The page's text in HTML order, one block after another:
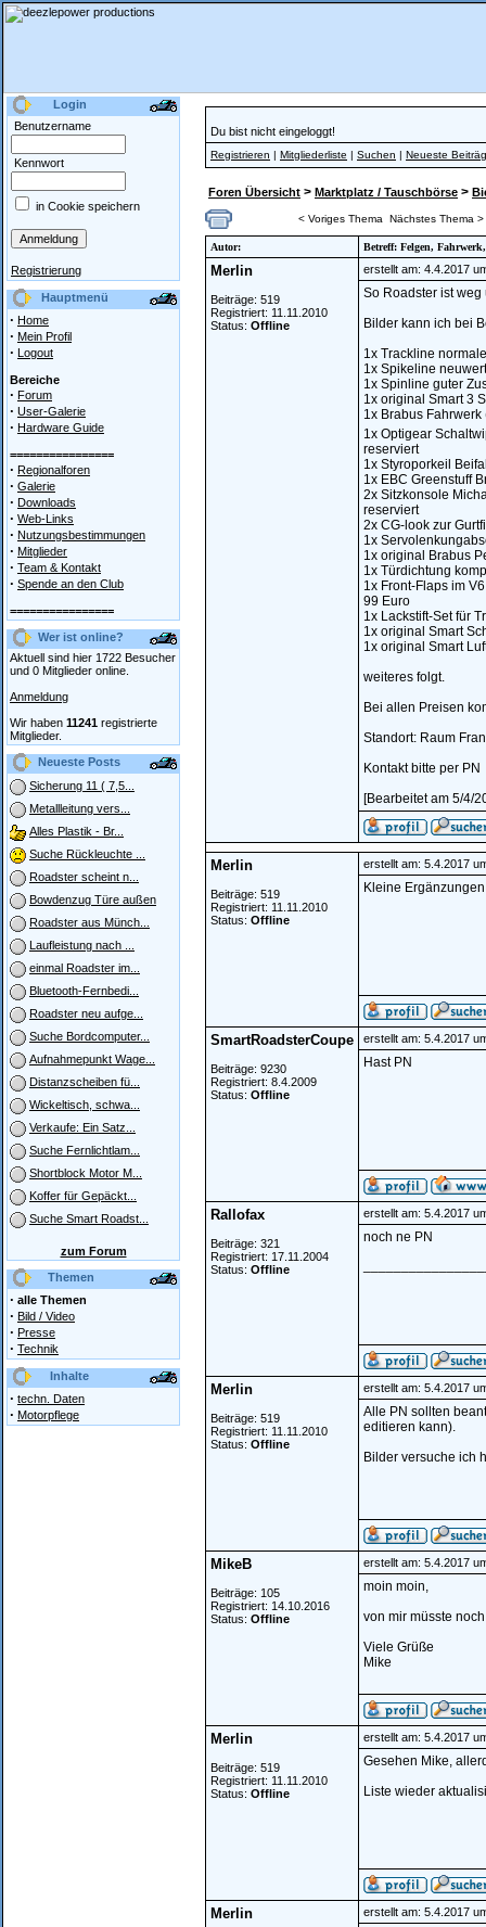
Login
Benutzername
Kennwort
in Cookie speichern
Registrierung
Hauptmenü
· Home
· Mein Profil
· Logout
Bereiche
· Forum
· User-Galerie
· Hardware Guide
================
· Regionalforen
· Galerie
· Downloads
· Web-Links
· Nutzungsbestimmungen
· Mitglieder
· Team & Kontakt
· Spende an den Club
================
Wer ist online?
Aktuell sind hier 1722 Besucher
und 0 Mitglieder online.
Anmeldung
Wir haben 11241 registrierte
Mitglieder.
Neueste Posts
Sicherung 11 ( 7,5...
Metallleitung vers...
Alles Plastik - Br...
Suche Rückleuchte ...
Roadster scheint n...
Bowdenzug Türe außen
Roadster aus Münch...
Laufleistung nach ...
einmal Roadster im...
Bluetooth-Fernbedi...
Roadster neu aufge...
Suche Bordcomputer...
Aufnahmepunkt Wage...
Distanzscheiben fü...
Wickeltisch, schwa...
Verkaufe: Ein Satz...
Suche Fernlichtlam...
Shortblock Motor M...
Koffer für Gepäckt...
Suche Smart Roadst...
zum Forum
Themen
· alle Themen
· Bild / Video
· Presse
· Technik
Inhalte
· techn. Daten
· Motorpflege
Du bist nicht eingeloggt!
Registrieren | Mitgliederliste | Suchen | Neueste
Foren Übersicht > Marktplatz / Tauschbörse >
< Voriges Thema Nächstes Thema >
Autor: Betreff: Felgen,
Merlin
Beiträge: 519
Registriert: 11.11.2010
Status: Offline
erstellt am: 4.4.2017
So Roadster ist
Bilder kann ich bei
1x Trackline
1x Spikeline
1x Spinline guter
1x original Smart 3
1x Brabus Fahrwerk
1x Optigear
reserviert
1x Styroporkeil
1x EBC Greenstuff
2x Sitzkonsole
reserviert
2x CG-look zur
1x
1x original Brabus
1x Türdichtung
1x Front-Flaps im
99 Euro
1x Lackstift-Set für
1x original Smart
1x original Smart
weiteres folgt.
Bei allen Preisen
Standort: Raum
Kontakt bitte per PN
[Bearbeitet am 5/4/
Merlin
Beiträge: 519
Registriert: 11.11.2010
Status: Offline
erstellt am: 5.4.2017
Kleine
SmartRoadsterCoupe
Beiträge: 9230
Registriert: 8.4.2009
Status: Offline
erstellt am: 5.4.2017
Hast PN
Rallofax
Beiträge: 321
Registriert: 17.11.2004
Status: Offline
erstellt am: 5.4.2017
noch ne PN
Merlin
Beiträge: 519
Registriert: 11.11.2010
Status: Offline
erstellt am: 5.4.2017
Alle PN sollten
editieren kann).
Bilder versuche ich
MikeB
Beiträge: 105
Registriert: 14.10.2016
Status: Offline
erstellt am: 5.4.2017
moin moin,
von mir müsste
Viele Grüße
Mike
Merlin
Beiträge: 519
Registriert: 11.11.2010
Status: Offline
erstellt am: 5.4.2017
Gesehen Mike,
Liste wieder
Merlin erstellt am: 5.4.2017